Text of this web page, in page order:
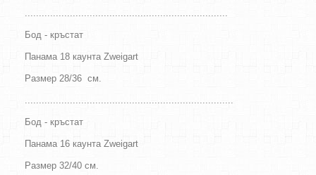
........................................................................
Бод - кръстат
Панама 18 каунта Zweigart
Размер 28/36 см.
..........................................................................
Бод - кръстат
Панама 16 каунта Zweigart
Размер 32/40 см.